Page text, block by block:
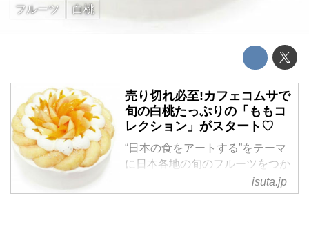
フルーツ
白桃
売り切れ必至!カフェコムサで
旬の白桃たっぷりの「ももコ
レクション」がスタート♡
“日本の食をアートする”をテーマ
に日本各地の旬のフルーツをつか
ったケーキやカフェを展開する
「カフェコムサ」。
isuta.jp